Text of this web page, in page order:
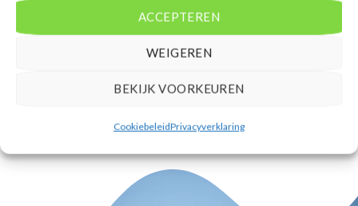
ACCEPTEREN
WEIGEREN
BEKIJK VOORKEUREN
CookiebeleidPrivacyverklaring
gezinsvriendelijke vakanties. De pakketten
omvatten accommodatie, vluchten en transfer.
Daarnaast ben ik verrast door de rijke inhoud en
gebruiksvriendelijke functies die deze site te bieden